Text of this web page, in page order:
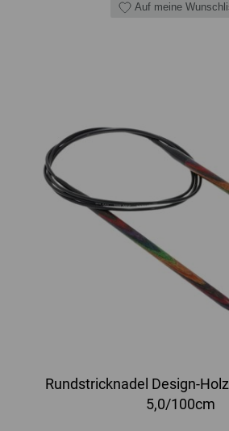
Auf meine
Rundstricknadel Design-
5,0/100cm